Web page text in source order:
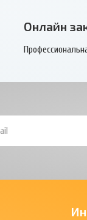
Онлайн